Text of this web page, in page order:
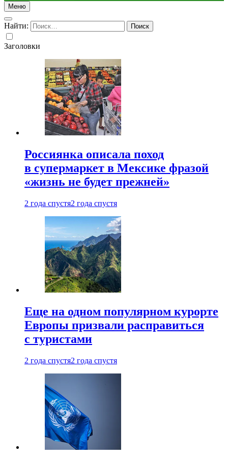
Меню
Найти:
Заголовки
Россиянка описала поход
в супермаркет в Мексике фразой
«жизнь не будет прежней»
2 года спустя2 года спустя
Еще на одном популярном курорте
Европы призвали расправиться
с туристами
2 года спустя2 года спустя